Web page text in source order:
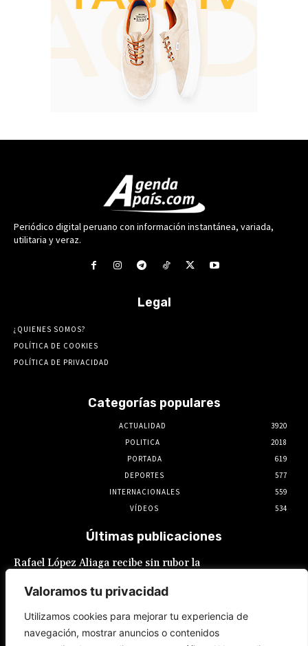
Valoramos tu privacidad
Utilizamos cookies para mejorar tu experiencia de
navegación, mostrar anuncios o contenidos
Periódico digital peruano con información instantánea, variada,
utilitaria y veraz.
Legal
¿QUIENES SOMOS?
POLÍTICA DE COOKIES
POLÍTICA DE PRIVACIDAD
Categorías populares
ACTUALIDAD
3920
POLITICA
2018
PORTADA
619
DEPORTES
577
INTERNACIONALES
559
VÍDEOS
534
Últimas publicaciones
Rafael López Aliaga recibe sin rubor la
alcaldía de Lima
León XIV visitará Peru del 11 al 17 de